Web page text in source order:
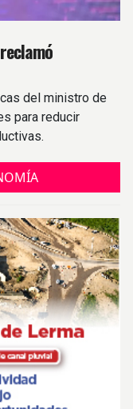
del ministro de
para reducir